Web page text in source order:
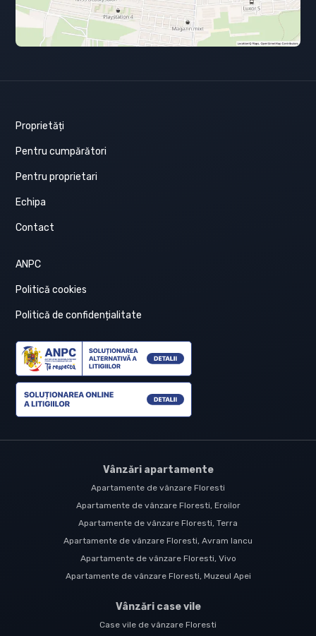
Proprietăți
Pentru cumpărători
Pentru proprietari
Echipa
Contact
ANPC
Politică cookies
Politică de confidențialitate
Vânzări apartamente
Apartamente de vânzare Floresti
Apartamente de vânzare Floresti, Eroilor
Apartamente de vânzare Floresti, Terra
Apartamente de vânzare Floresti, Avram Iancu
Apartamente de vânzare Floresti, Vivo
Apartamente de vânzare Floresti, Muzeul Apei
Vânzări case vile
Case vile de vânzare Floresti